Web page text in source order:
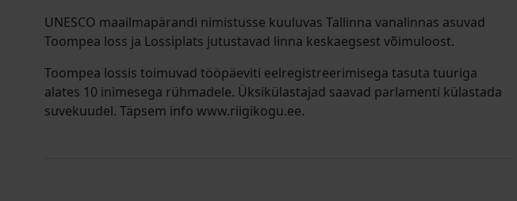
UNESCO maailmapärandi nimistusse kuuluvas Tallinna vanalinnas asuvad
Toompea loss ja Lossiplats jutustavad linna keskaegsest võimuloost.
Toompea lossis toimuvad tööpäeviti eelregistreerimisega tasuta tuuriga
alates 10 inimesega rühmadele. Üksikülastajad saavad parlamenti külastada
suvekuudel. Täpsem info www.riigikogu.ee.